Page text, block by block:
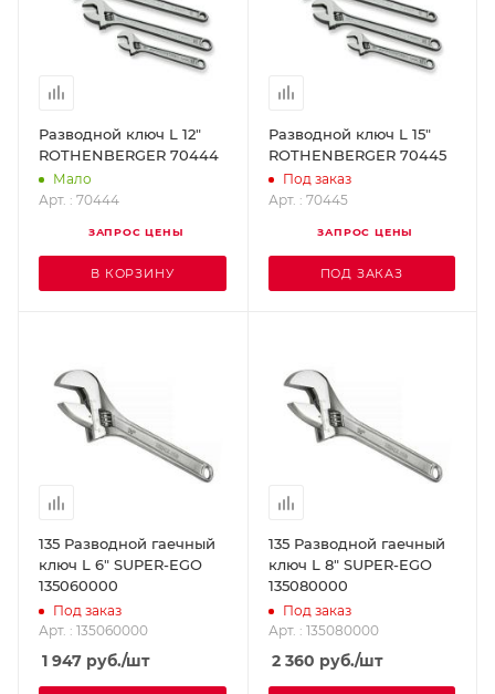
Разводной ключ L 12"
ROTHENBERGER 70444
Мало
Арт. : 70444
ЗАПРОС ЦЕНЫ
В КОРЗИНУ
Разводной ключ L 15"
ROTHENBERGER 70445
Под заказ
Арт. : 70445
ЗАПРОС ЦЕНЫ
ПОД ЗАКАЗ
135 Разводной гаечный
ключ L 6" SUPER-EGO
135060000
Под заказ
Арт. : 135060000
1 947 руб./шт
135 Разводной гаечный
ключ L 8" SUPER-EGO
135080000
Под заказ
Арт. : 135080000
2 360 руб./шт